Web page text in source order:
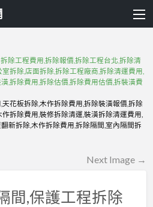
除工程費用,拆除報價,拆除工程台北,拆除清
拆除,店面拆除,拆除工程廠商,拆除清運費用,
,拆除費用,拆除估價,拆除費用估價,拆裝潢費
花板拆除,木作拆除費用,拆除裝潢報價,拆除
拆除費用,裝修拆除清運,裝潢拆除清運費用,
新拆除,木作拆除費用,拆除隔間,室內隔間拆
Next Image →
間,保護工程拆除